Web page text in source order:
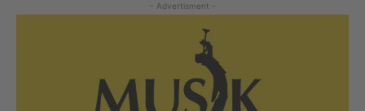
- Advertisment -